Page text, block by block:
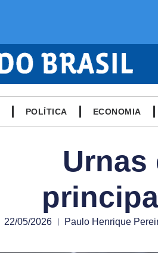
POLÍTICA ECONOMIA
Urnas
22/05/2026 Paulo Henrique